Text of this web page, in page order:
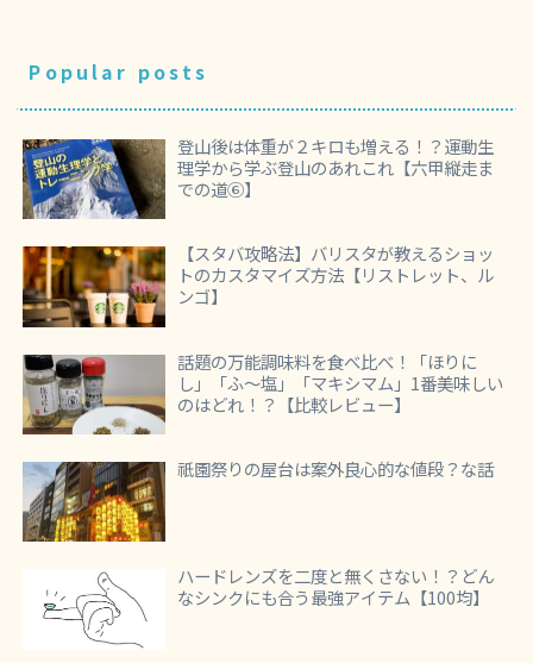
Popular posts
登山後は体重が２キロも増える！？運動生
理学から学ぶ登山のあれこれ【六甲縦走ま
での道⑥】
【スタバ攻略法】バリスタが教えるショッ
トのカスタマイズ方法【リストレット、ル
ンゴ】
話題の万能調味料を食べ比べ！「ほりに
し」「ふ～塩」「マキシマム」1番美味しい
のはどれ！？【比較レビュー】
祇園祭りの屋台は案外良心的な値段？な話
ハードレンズを二度と無くさない！？どん
なシンクにも合う最強アイテム【100均】